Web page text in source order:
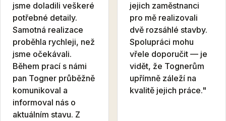
jsme doladili veškeré
potřebné detaily.
Samotná realizace
proběhla rychleji, než
jsme očekávali.
Během prací s námi
pan Togner průběžně
komunikoval a
informoval nás o
aktuálním stavu. Z
jejich zaměstnanci
pro mě realizovali
dvě rozsáhlé stavby.
Spolupráci mohu
vřele doporučit — je
vidět, že Tognerům
upřímně záleží na
kvalitě jejich práce."